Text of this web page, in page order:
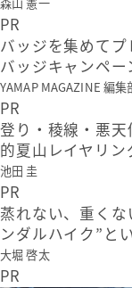
PR
バッジを集めて
バッジキャンペー
YAMAP MAGAZINE 編集
PR
登り・稜線・悪
的夏山レイヤリン
池田 圭
PR
蒸れない、重く
ンダルハイク”と
大堀 啓太
PR